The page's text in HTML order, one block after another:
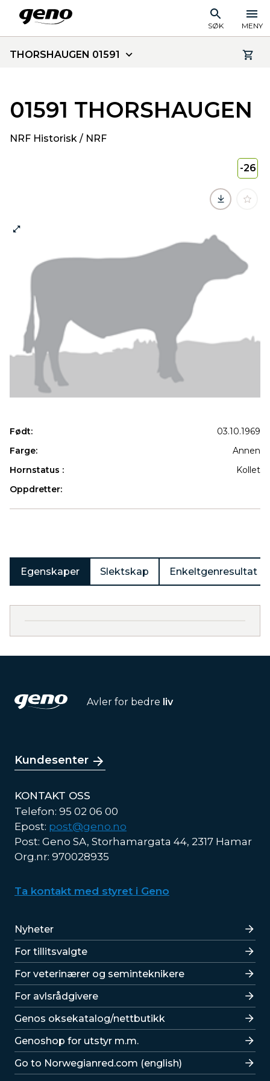
SØK MENY
THORSHAUGEN 01591
01591 THORSHAUGEN
NRF Historisk / NRF
-26
Født:
03.10.1969
Farge:
Annen
Hornstatus :
Kollet
Oppdretter:
Egenskaper Slektskap Enkeltgenresultat
Avler for bedre liv
Kundesenter
KONTAKT OSS
Telefon: 95 02 06 00
Epost: post@geno.no
Post: Geno SA, Storhamargata 44, 2317 Hamar
Org.nr: 970028935
Ta kontakt med styret i Geno
Lenker
Nyheter
For tillitsvalgte
For veterinærer og seminteknikere
For avlsrådgivere
Lenker
Genos oksekatalog/nettbutikk
Genoshop for utstyr m.m.
Go to Norwegianred.com (english)